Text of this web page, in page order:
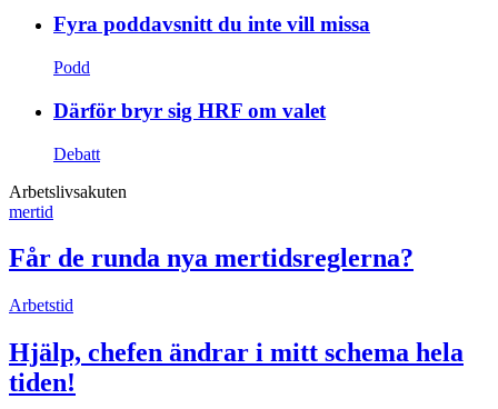
Fyra poddavsnitt du inte vill missa
Podd
Därför bryr sig HRF om valet
Debatt
Arbetslivsakuten
mertid
Får de runda nya mertidsreglerna?
Arbetstid
Hjälp, chefen ändrar i mitt schema hela
tiden!